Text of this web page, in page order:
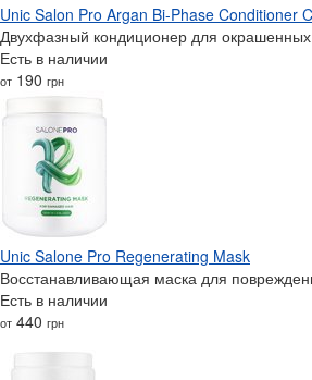
Unic Salon Pro Argan Bi-Phase Conditioner
Двухфазный кондиционер для
Есть в наличии
от 190 грн
Unic Salone Pro Regenerating Mask
Восстанавливающая маска для
Есть в наличии
от 440 грн